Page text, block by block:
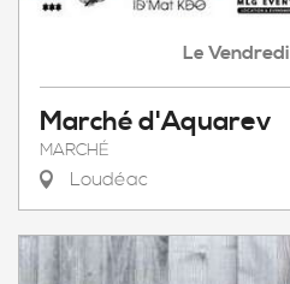
Le Vendredi
Marché d'Aquarev
MARCHÉ
Loudéac